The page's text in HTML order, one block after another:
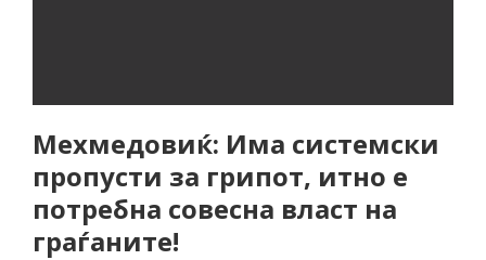
Мехмедовиќ: Има системски
пропусти за грипот, итно е
потребна совесна власт на
граѓаните!